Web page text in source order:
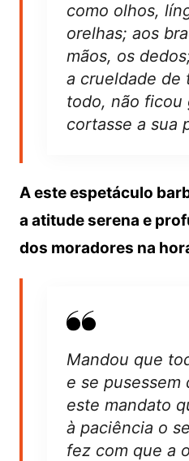
como olhos,
orelhas; aos
mãos, os
a crueldade de
todo, não ficou
cortasse a sua
A este espetáculo
a atitude serena e
dos moradores na
Mandou que
e se pusessem
este mandato
à paciência o
fez com que a